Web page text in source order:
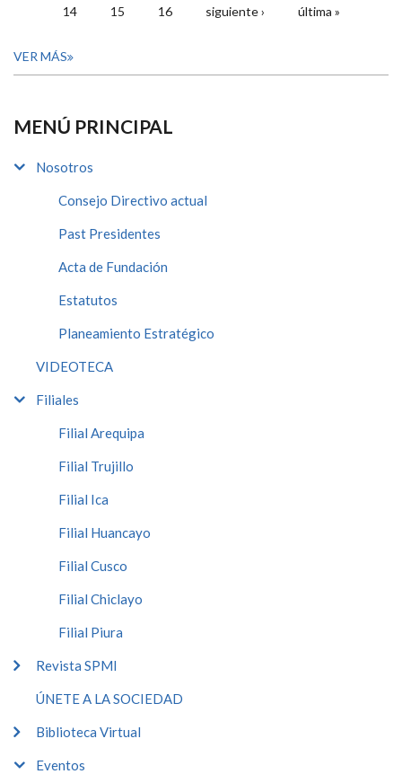
14 15 16 siguiente › última »
VER MÁS
MENÚ PRINCIPAL
Nosotros
Consejo Directivo actual
Past Presidentes
Acta de Fundación
Estatutos
Planeamiento Estratégico
VIDEOTECA
Filiales
Filial Arequipa
Filial Trujillo
Filial Ica
Filial Huancayo
Filial Cusco
Filial Chiclayo
Filial Piura
Revista SPMI
ÚNETE A LA SOCIEDAD
Biblioteca Virtual
Eventos